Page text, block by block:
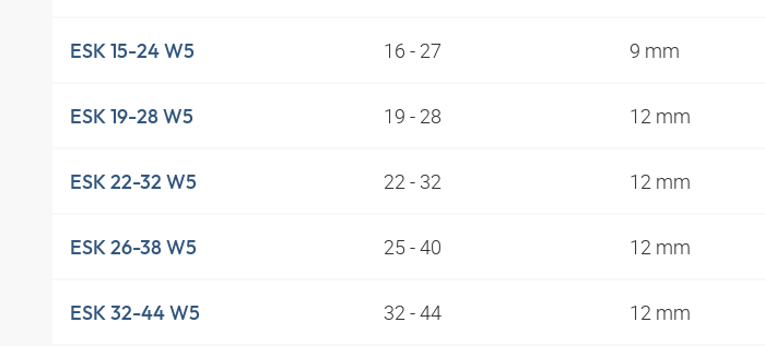
ESK 15-24 W5 16 - 27 9 mm
ESK 19-28 W5 19 - 28 12 mm
ESK 22-32 W5 22 - 32 12 mm
ESK 26-38 W5 25 - 40 12 mm
ESK 32-44 W5 32 - 44 12 mm